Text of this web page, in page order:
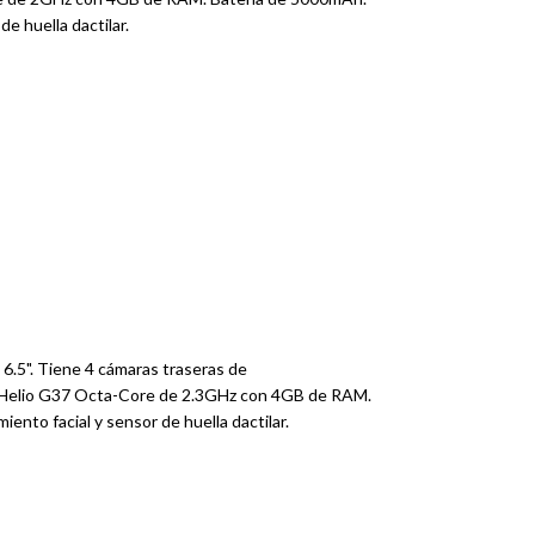
huella dactilar.
Tiene 4 cámaras traseras de
G37 Octa-Core de 2.3GHz con 4GB de RAM.
facial y sensor de huella dactilar.